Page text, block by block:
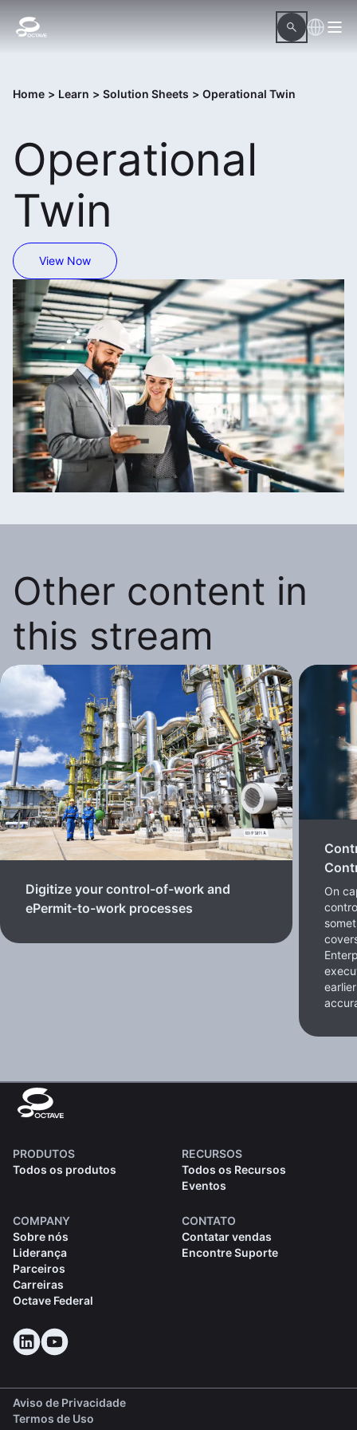
Home > Learn > Solution Sheets > Operational Twin
Operational
Twin
View Now
Other content in
this stream
Digitize your control-of-work and
ePermit-to-work processes
On
PRODUTOS
Todos os produtos
RECURSOS
Todos os Recursos
Eventos
COMPANY
Sobre nós
Liderança
Parceiros
Carreiras
Octave Federal
CONTATO
Contatar vendas
Encontre Suporte
Aviso de Privacidade
Termos de Uso